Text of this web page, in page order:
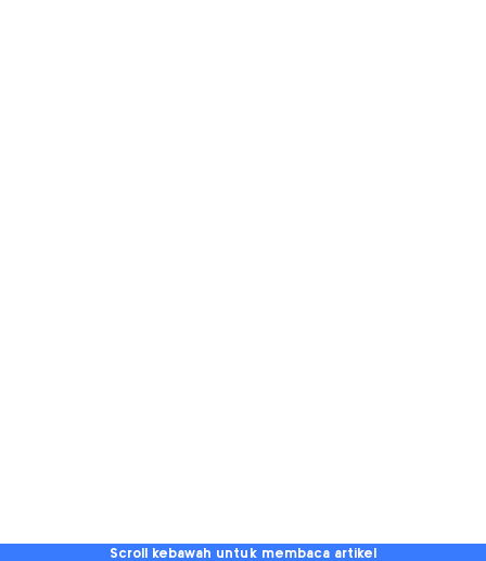
Scroll kebawah untuk membaca artikel